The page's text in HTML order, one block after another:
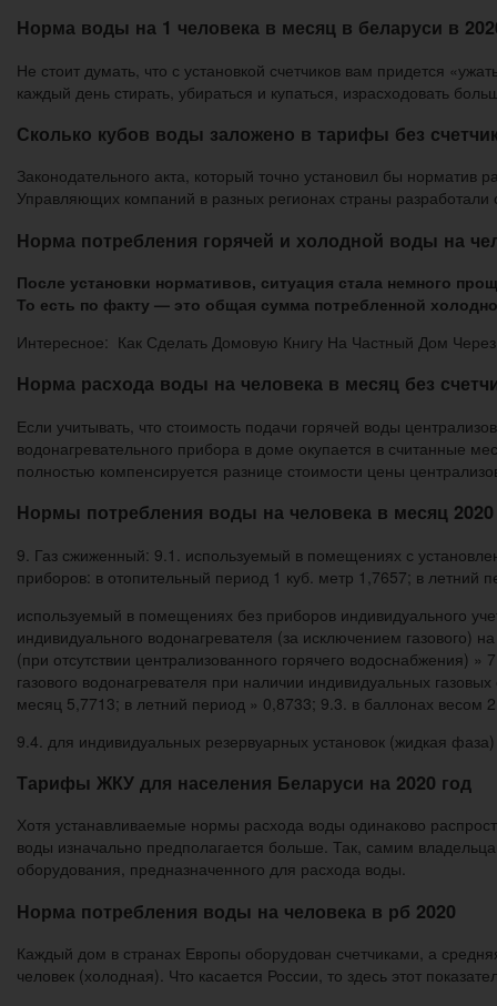
Норма воды на 1 человека в месяц в беларуси в
Не стоит думать, что с установкой счетчиков вам придется
каждый день стирать, убираться и купаться, израсходовать
Сколько кубов воды заложено в тарифы без
Законодательного акта, который точно установил бы
Управляющих компаний в разных регионах страны
Норма потребления горячей и холодной воды на
После установки нормативов, ситуация стала немного
То есть по факту — это общая сумма потребленной
Интересное: Как Сделать Домовую Книгу На Частный Дом
Норма расхода воды на человека в месяц без
Если учитывать, что стоимость подачи горячей воды
водонагревательного прибора в доме окупается в считанные
полностью компенсируется разнице стоимости цены
Нормы потребления воды на человека в месяц 2020
9. Газ сжиженный: 9.1. используемый в помещениях с
приборов: в отопительный период 1 куб. метр 1,7657; в летний
используемый в помещениях без приборов индивидуального
индивидуального водонагревателя (за исключением газового)
(при отсутствии централизованного горячего водоснабжения)
газового водонагревателя при наличии индивидуальных
месяц 5,7713; в летний период » 0,8733; 9.3. в баллонах весом
9.4. для индивидуальных резервуарных установок (жидкая
Тарифы ЖКУ для населения Беларуси на 2020 год
Хотя устанавливаемые нормы расхода воды одинаково
воды изначально предполагается больше. Так, самим
оборудования, предназначенного для расхода воды.
Норма потребления воды на человека в рб 2020
Каждый дом в странах Европы оборудован счетчиками, а
человек (холодная). Что касается России, то здесь этот